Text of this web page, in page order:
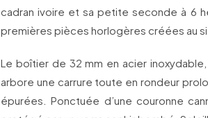
cadran ivoire et sa petite seconde à 6
premières pièces horlogères créées au
Le boîtier de 32 mm en acier
arbore une carrure toute en rondeur
épurées. Ponctuée d’une couronne